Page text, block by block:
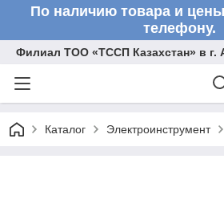
По наличию товара и
телефону.
Филиал ТОО «ТССП Казахстан» в г.
Каталог Электроинструмент